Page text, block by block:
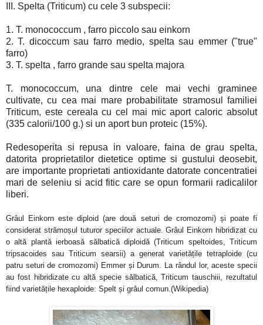
III. Spelta (Triticum) cu cele 3 subspecii:
1. T. monococcum , farro piccolo sau einkorn
2. T. dicoccum sau farro medio, spelta sau emmer ("true"
farro)
3. T. spelta , farro grande sau spelta majora
T. monococcum, una dintre cele mai vechi graminee
cultivate, cu cea mai mare probabilitate stramosul familiei
Triticum, este cereala cu cel mai mic aport caloric absolut
(335 calorii/100 g.) si un aport bun proteic (15%).
Redesoperita si repusa in valoare, faina de grau spelta,
datorita proprietatilor dietetice optime si gustului deosebit,
are importante proprietati antioxidante datorate concentratiei
mari de seleniu si acid fitic care se opun formarii radicalilor
liberi.
Grâul Einkorn este diploid (are două seturi de cromozomi) și poate fi
considerat strămoșul tuturor speciilor actuale. Grâul Einkorn hibridizat cu
o altă plantă ierboasă sălbatică diploidă (Triticum speltoides, Triticum
tripsacoides sau Triticum searsii) a generat varietățile tetraploide (cu
patru seturi de cromozomi) Emmer și Durum. La rândul lor, aceste specii
au fost hibridizate cu altă specie sălbatică, Triticum tauschiii, rezultatul
fiind varietățile hexaploide: Spelt și grâul comun.(Wikipedia)